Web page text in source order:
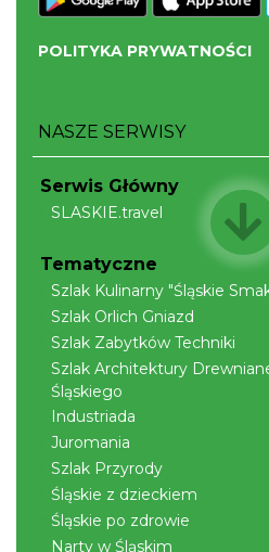
POLITYKA PRYWATNOŚCI
NASZE SERWISY
Serwis Główny
SLASKIE.travel
Tematyczne
Szlak Kulinarny "Śląskie
Szlak Orlich Gniazd
Szlak Zabytków Techniki
Szlak Architektury
Śląskiego
Industriada
Juromania
Szlak Przyrody
Śląskie z dzieckiem
Śląskie po zdrowie
Narty w Śląskim